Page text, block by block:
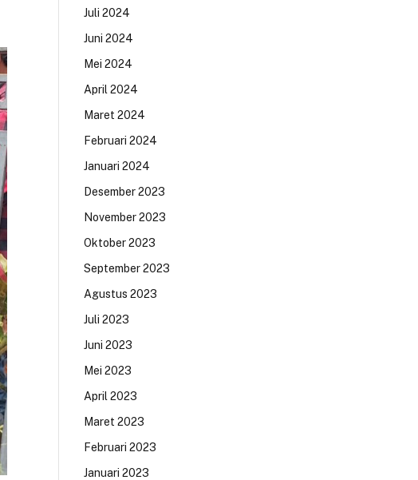
Juli 2024
Juni 2024
Mei 2024
April 2024
Maret 2024
Februari 2024
Januari 2024
Desember 2023
November 2023
Oktober 2023
September 2023
Agustus 2023
Juli 2023
Juni 2023
Mei 2023
April 2023
Maret 2023
Februari 2023
Januari 2023